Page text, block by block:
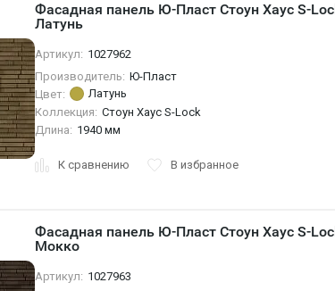
Фасадная панель Ю-Пласт Стоун Хаус S-
Латунь
Артикул: 1027962
Производитель: Ю-Пласт
Цвет:
Латунь
Коллекция: Стоун Хаус S-Lock
Длина: 1940 мм
К сравнению В избранное
Фасадная панель Ю-Пласт Стоун Хаус S-
Мокко
Артикул: 1027963